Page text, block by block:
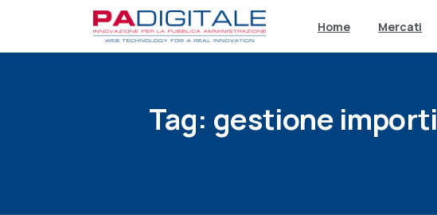
Home Mercati
Tag: gestione importi